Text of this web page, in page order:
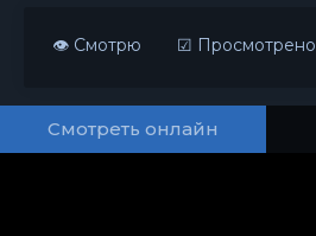
👁 Смотрю ☑ Просмотрено
Смотреть онлайн